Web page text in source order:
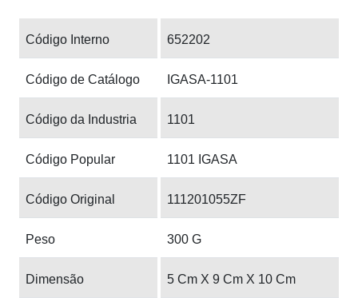
Código Interno 652202
Código de Catálogo IGASA-1101
Código da Industria 1101
Código Popular 1101 IGASA
Código Original 111201055ZF
Peso 300 G
Dimensão 5 Cm X 9 Cm X 10 Cm